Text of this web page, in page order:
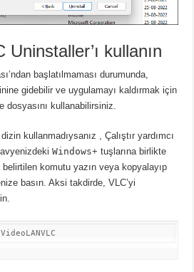
kullanın
başlatılmaması durumunda,
gidebilir ve uygulamayı kaldırmak için
kullanabilirsiniz.
kullanmadıysanız
, Çalıştır yardımcı
Windows+ tuşlarına birlikte
belirtilen komutu yazın veya kopyalayıp
basın.Aksi takdirde, VLC’yi